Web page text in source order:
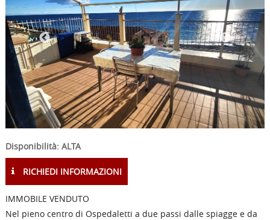
Disponibilità: ALTA
RICHIEDI INFORMAZIONI
IMMOBILE VENDUTO
Nel pieno centro di Ospedaletti a due passi dalle spiagge e da